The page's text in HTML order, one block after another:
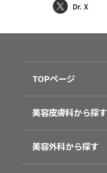
Dr. X
TOPページ
美容皮膚科から探す
美容外科から探す